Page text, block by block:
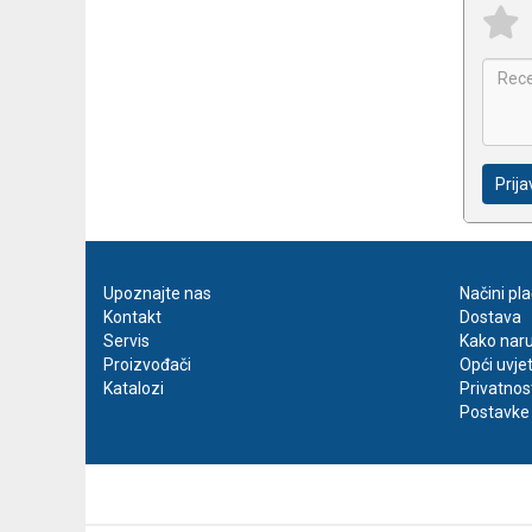
Upoznajte nas
Kontakt
Servis
Proizvođači
Katalozi
Načini
Dostava
Kako
Opći